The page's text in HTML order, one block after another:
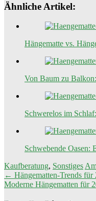
Ähnliche Artikel:
Hängematte vs.
Von Baum zu
Schwerelos im
Schwebende Oasen:
Kaufberatung, Sonstiges
Beitragsnavigation
← Hängematten-Trends für
Moderne Hängematten für